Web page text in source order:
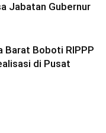
Jabatan Gubernur
Barat Boboti RIPPP
di Pusat